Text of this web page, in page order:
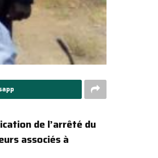
de l’arrêté du
associés à